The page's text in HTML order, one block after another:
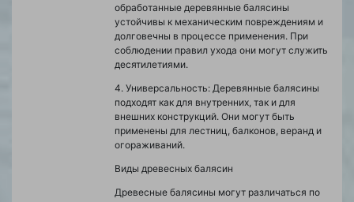
обработанные деревянные балясины
устойчивы к механическим повреждениям и
долговечны в процессе применения. При
соблюдении правил ухода они могут служить
десятилетиями.
4. Универсальность: Деревянные балясины
подходят как для внутренних, так и для
внешних конструкций. Они могут быть
применены для лестниц, балконов, веранд и
огораживаний.
Виды древесных балясин
Древесные балясины могут различаться по